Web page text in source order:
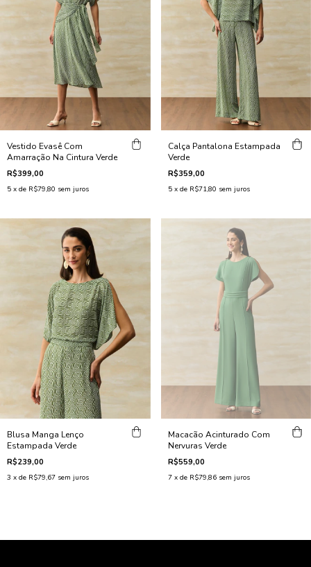
Vestido Evasê Com
Amarração Na Cintura Verde
R$399,00
5 x de R$79,80 sem juros
Calça Pantalona Estampada
Verde
R$359,00
5 x de R$71,80 sem juros
Blusa Manga Lenço
Estampada Verde
R$239,00
3 x de R$79,67 sem juros
Macacão Acinturado Com
Nervuras Verde
R$559,00
7 x de R$79,86 sem juros